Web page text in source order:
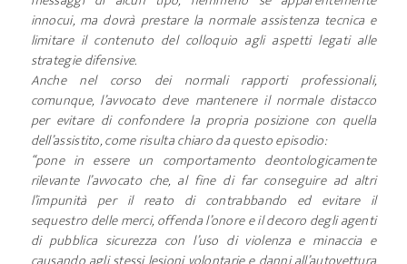
innocui, ma dovrà prestare la normale assistenza tecnica e
limitare il contenuto del colloquio agli aspetti legati alle
strategie difensive.
Anche nel corso dei normali rapporti professionali,
comunque, l’avvocato deve mantenere il normale distacco
per evitare di confondere la propria posizione con quella
dell’assistito, come risulta chiaro da questo episodio:
“pone in essere un comportamento deontologicamente
rilevante l’avvocato che, al fine di far conseguire ad altri
l’impunità per il reato di contrabbando ed evitare il
sequestro delle merci, offenda l’onore e il decoro degli agenti
di pubblica sicurezza con l’uso di violenza e minaccia e